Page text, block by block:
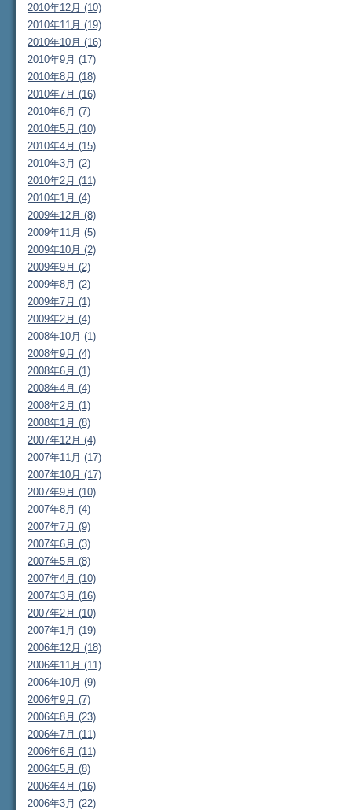
2010年12月 (10)
2010年11月 (19)
2010年10月 (16)
2010年9月 (17)
2010年8月 (18)
2010年7月 (16)
2010年6月 (7)
2010年5月 (10)
2010年4月 (15)
2010年3月 (2)
2010年2月 (11)
2010年1月 (4)
2009年12月 (8)
2009年11月 (5)
2009年10月 (2)
2009年9月 (2)
2009年8月 (2)
2009年7月 (1)
2009年2月 (4)
2008年10月 (1)
2008年9月 (4)
2008年6月 (1)
2008年4月 (4)
2008年2月 (1)
2008年1月 (8)
2007年12月 (4)
2007年11月 (17)
2007年10月 (17)
2007年9月 (10)
2007年8月 (4)
2007年7月 (9)
2007年6月 (3)
2007年5月 (8)
2007年4月 (10)
2007年3月 (16)
2007年2月 (10)
2007年1月 (19)
2006年12月 (18)
2006年11月 (11)
2006年10月 (9)
2006年9月 (7)
2006年8月 (23)
2006年7月 (11)
2006年6月 (11)
2006年5月 (8)
2006年4月 (16)
2006年3月 (22)